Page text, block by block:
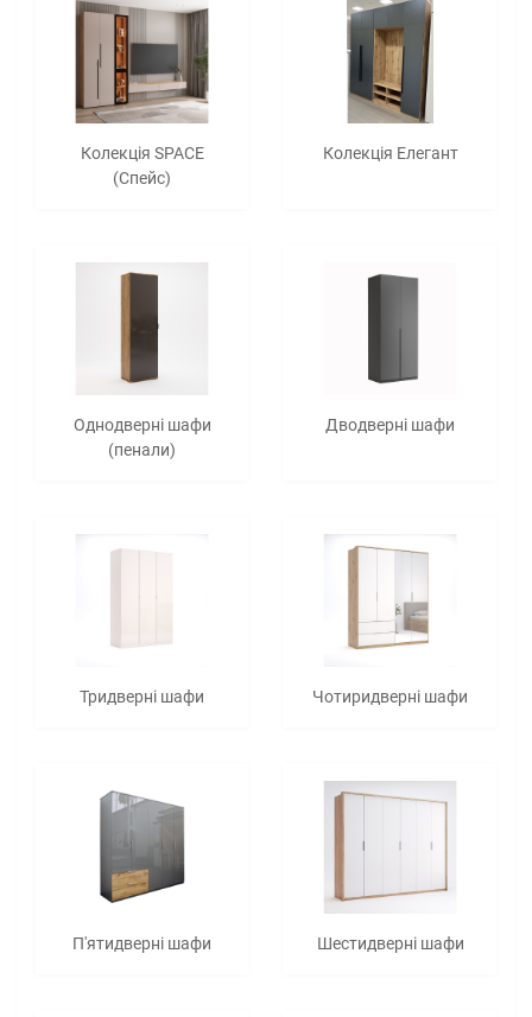
Колекція SPACE
(Спейс)
Колекція Елегант
Однодверні шафи
(пенали)
Дводверні шафи
Тридверні шафи Чотиридверні шафи
П'ятидверні шафи Шестидверні шафи